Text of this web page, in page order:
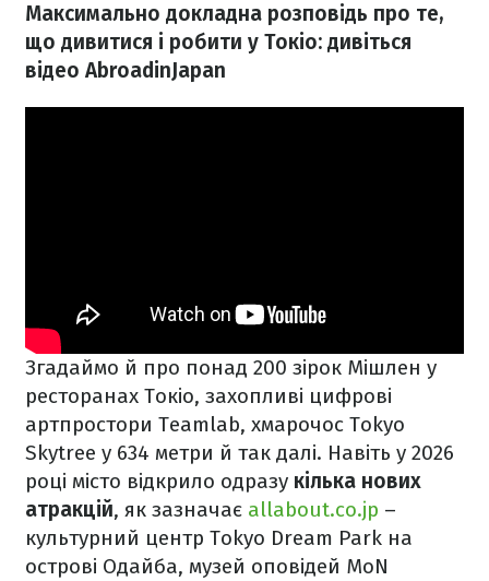
Максимально докладна розповідь про те,
що дивитися і робити у Токіо: дивіться
відео AbroadinJapan
Згадаймо й про понад 200 зірок Мішлен у
ресторанах Токіо, захопливі цифрові
артпростори Teamlab, хмарочос Tokyo
Skytree у 634 метри й так далі. Навіть у 2026
році місто відкрило одразу кілька нових
атракцій, як зазначає allabout.co.jp –
культурний центр Tokyo Dream Park на
острові Одайба, музей оповідей MoN